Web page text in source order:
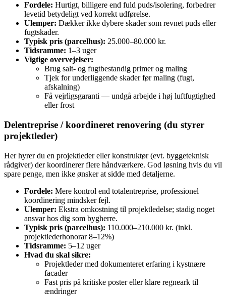
Fordele: Hurtigt, billigere end fuld puds/isolering, forbedrer
levetid betydeligt ved korrekt udførelse.
Ulemper: Dækker ikke dybere skader som revnet puds eller
fugtskader.
Typisk pris (parcelhus): 25.000–80.000 kr.
Tidsramme: 1–3 uger
Vigtige overvejelser:
Brug salt- og fugtbestandig primer og maling
Tjek for underliggende skader før maling (fugt,
afskalning)
Få vejrligsgaranti — undgå arbejde i høj luftfugtighed
eller frost
Delentreprise / koordineret renovering (du styrer
projektleder)
Her hyrer du en projektleder eller konstruktør (evt. byggeteknisk
rådgiver) der koordinerer flere håndværkere. God løsning hvis du vil
spare penge, men ikke ønsker at sidde med detaljerne.
Fordele: Mere kontrol end totalentreprise, professionel
koordinering mindsker fejl.
Ulemper: Ekstra omkostning til projektledelse; stadig noget
ansvar hos dig som bygherre.
Typisk pris (parcelhus): 110.000–210.000 kr. (inkl.
projektlederhonorar 8–12%)
Tidsramme: 5–12 uger
Hvad du skal sikre:
Projektleder med dokumenteret erfaring i kystnære
facader
Fast pris på kritiske poster eller klare regneark til
ændringer